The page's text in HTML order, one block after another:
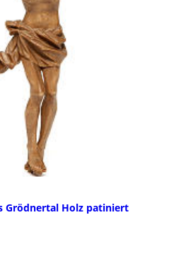
Grödnertal Holz patiniert